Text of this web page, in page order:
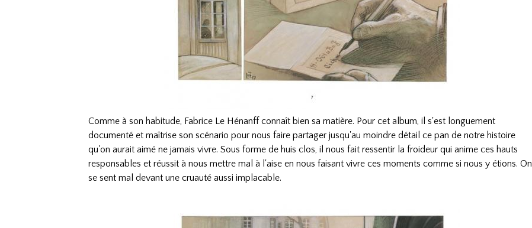
Comme à son habitude, Fabrice Le Hénanff connaît bien sa matière. Pour cet album, il s'est longuement
documenté et maîtrise son scénario pour nous faire partager jusqu'au moindre détail ce pan de notre histoire
qu'on aurait aimé ne jamais vivre. Sous forme de huis clos, il nous fait ressentir la froideur qui anime ces hauts
responsables et réussit à nous mettre mal à l'aise en nous faisant vivre ces moments comme si nous y étions. On
se sent mal devant une cruauté aussi implacable.